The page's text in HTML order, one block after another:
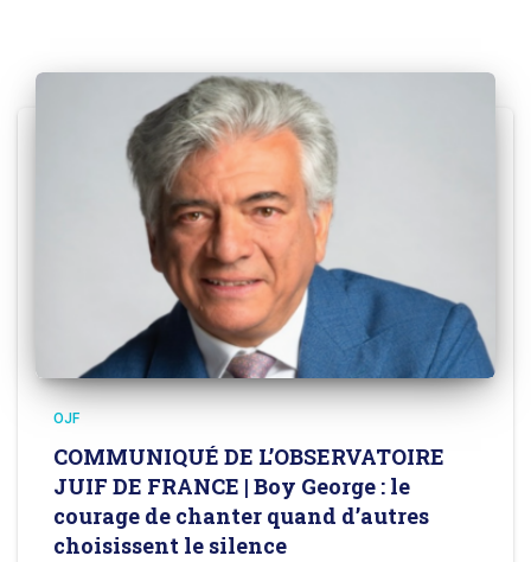
OJF
COMMUNIQUÉ DE L’OBSERVATOIRE
JUIF DE FRANCE | Boy George : le
courage de chanter quand d’autres
choisissent le silence